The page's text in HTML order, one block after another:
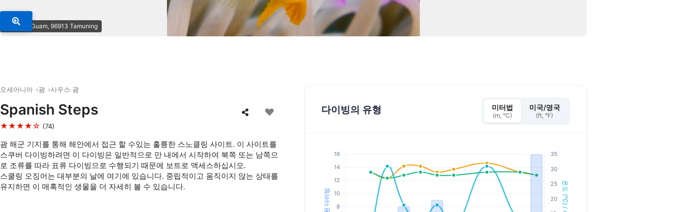
© Scuba Guam, 96913 Tamuning
오세아니아 괌 사우스 괌
Spanish Steps
★★★★☆ (74)
괌 해군 기지를 통해 해안에서 접근 할 수있는 훌륭한 스노클링 사이트. 이 사이트를
스쿠버 다이빙하려면 이 다이빙은 일반적으로 만 내에서 시작하여 북쪽 또는 남쪽으
로 조류를 따라 표류 다이빙으로 수행되기 때문에 보트로 액세스하십시오.
스쿨링 오징어는 대부분의 날에 여기에 있습니다. 중립적이고 움직이지 않는 상태를
유지하면 이 매혹적인 생물을 더 자세히 볼 수 있습니다.
다이빙의 유형 미터법
(m, °C)
미국/영국
(ft, °F)